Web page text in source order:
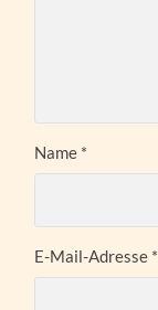
Name *
E-Mail-Adresse *